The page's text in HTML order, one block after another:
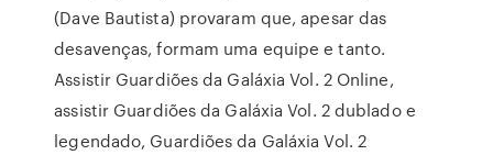
(Dave Bautista) provaram que, apesar das
desavenças, formam uma equipe e tanto.
Assistir Guardiões da Galáxia Vol. 2 Online,
assistir Guardiões da Galáxia Vol. 2 dublado e
legendado, Guardiões da Galáxia Vol. 2